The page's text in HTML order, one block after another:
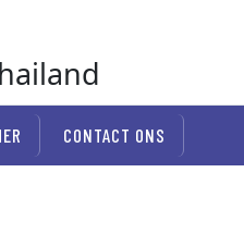
CONTACT ONS